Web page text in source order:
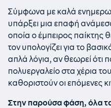
Σύμφωνα με καλά
υπάρξει μια επαφή
οποία ο έμπειρος παίκτης
τον υπολογίζει για το
απλά λόγια, αν θεωρεί ότι
πολυεργαλείο στα χέρια
καθοριστούν οι επόμενες
Στην παρούσα φάση, όλα